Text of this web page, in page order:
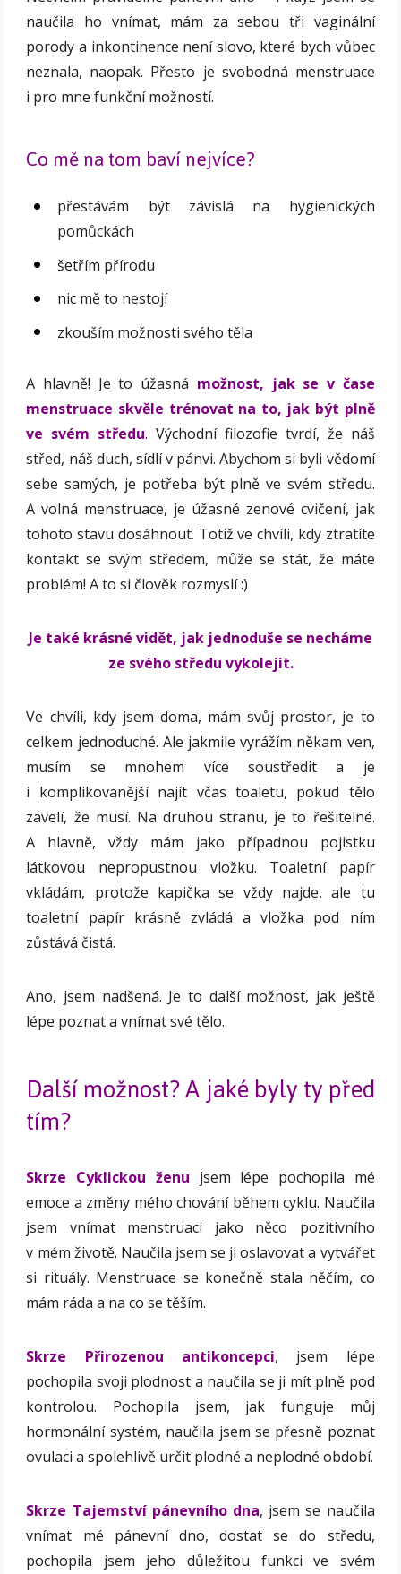
naučila ho vnímat, mám za sebou tři vaginální
porody a inkontinence není slovo, které bych vůbec
neznala, naopak. Přesto je svobodná menstruace
i pro mne funkční možností.
Co mě na tom baví nejvíce?
přestávám být závislá na hygienických
pomůckách
šetřím přírodu
nic mě to nestojí
zkouším možnosti svého těla
A hlavně! Je to úžasná možnost, jak se v čase
menstruace skvěle trénovat na to, jak být plně
ve svém středu. Východní filozofie tvrdí, že náš
střed, náš duch, sídlí v pánvi. Abychom si byli vědomí
sebe samých, je potřeba být plně ve svém středu.
A volná menstruace, je úžasné zenové cvičení, jak
tohoto stavu dosáhnout. Totiž ve chvíli, kdy ztratíte
kontakt se svým středem, může se stát, že máte
problém! A to si člověk rozmyslí :)
Je také krásné vidět, jak jednoduše se necháme
ze svého středu vykolejit.
Ve chvíli, kdy jsem doma, mám svůj prostor, je to
celkem jednoduché. Ale jakmile vyrážím někam ven,
musím se mnohem více soustředit a je
i komplikovanější najít včas toaletu, pokud tělo
zavelí, že musí. Na druhou stranu, je to řešitelné.
A hlavně, vždy mám jako případnou pojistku
látkovou nepropustnou vložku. Toaletní papír
vkládám, protože kapička se vždy najde, ale tu
toaletní papír krásně zvládá a vložka pod ním
zůstává čistá.
Ano, jsem nadšená. Je to další možnost, jak ještě
lépe poznat a vnímat své tělo.
Další možnost? A jaké byly ty před
tím?
Skrze Cyklickou ženu jsem lépe pochopila mé
emoce a změny mého chování během cyklu. Naučila
jsem vnímat menstruaci jako něco pozitivního
v mém životě. Naučila jsem se ji oslavovat a vytvářet
si rituály. Menstruace se konečně stala něčím, co
mám ráda a na co se těším.
Skrze Přirozenou antikoncepci, jsem lépe
pochopila svoji plodnost a naučila se ji mít plně pod
kontrolou. Pochopila jsem, jak funguje můj
hormonální systém, naučila jsem se přesně poznat
ovulaci a spolehlivě určit plodné a neplodné období.
Skrze Tajemství pánevního dna, jsem se naučila
vnímat mé pánevní dno, dostat se do středu,
pochopila jsem jeho důležitou funkci ve svém